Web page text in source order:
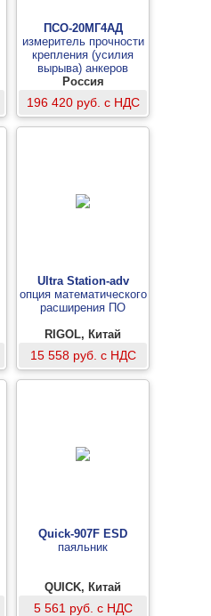
ПСО-20МГ4АД
измеритель прочности
крепления (усилия
вырыва) анкеров
фасадных систем
Россия
196 420 руб. с НДС
Ultra Station-adv
опция математического
расширения ПО
RIGOL, Китай
15 558 руб. с НДС
Quick-907F ESD
паяльник
QUICK, Китай
5 561 руб. с НДС